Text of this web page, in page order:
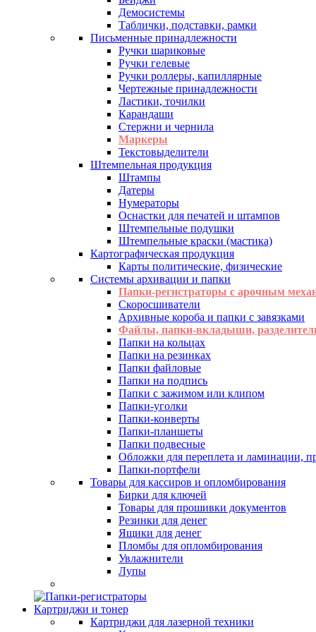
Демосистемы
Таблички, подставки, рамки
Письменные принадлежности
Ручки шариковые
Ручки гелевые
Ручки роллеры, капиллярные
Чертежные принадлежности
Ластики, точилки
Карандаши
Стержни и чернила
Маркеры
Текстовыделители
Штемпельная продукция
Штампы
Датеры
Нумераторы
Оснастки для печатей и штампов
Штемпельные подушки
Штемпельные краски (мастика)
Картографическая продукция
Карты политические, физические
Системы архивации и папки
Папки-регистраторы с арочным
Скоросшиватели
Архивные короба и папки с завязками
Файлы, папки-вкладыши,
Папки на кольцах
Папки на резинках
Папки файловые
Папки на подпись
Папки с зажимом или клипом
Папки-уголки
Папки-конверты
Папки-планшеты
Папки подвесные
Обложки для переплета и ламинации,
Папки-портфели
Товары для кассиров и опломбирования
Бирки для ключей
Товары для прошивки документов
Резинки для денег
Ящики для денег
Пломбы для опломбирования
Увлажнители
Лупы
Картриджи и тонер
Картриджи для лазерной техники